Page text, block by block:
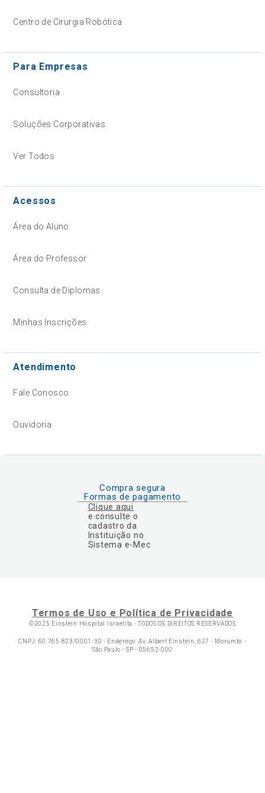
Centro de Cirurgia Robótica
Para Empresas
Consultoria
Soluções Corporativas
Ver Todos
Acessos
Área do Aluno
Área do Professor
Consulta de Diplomas
Minhas Inscrições
Atendimento
Fale Conosco
Ouvidoria
Compra segura
Formas de pagamento
Clique aqui
e consulte o
cadastro da
Instituição no
Sistema e-Mec
Termos de Uso e Política de Privacidade
©2025 Einstein Hospital Israelita -TODOS OS DIREITOS RESERVADOS
CNPJ: 60.765.823/0001-30 - Endereço: Av. Albert Einstein, 627 - Morumbi -
São Paulo - SP - 05652-000